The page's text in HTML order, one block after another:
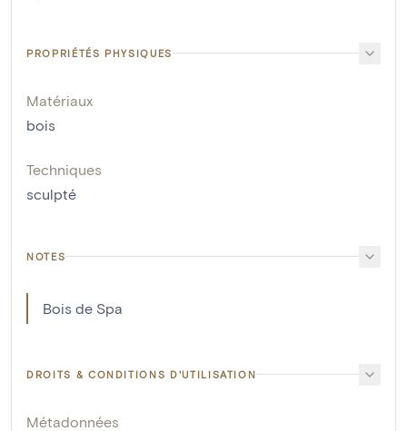
PROPRIÉTÉS PHYSIQUES
Matériaux
bois
Techniques
sculpté
NOTES
Bois de Spa
DROITS & CONDITIONS D'UTILISATION
Métadonnées